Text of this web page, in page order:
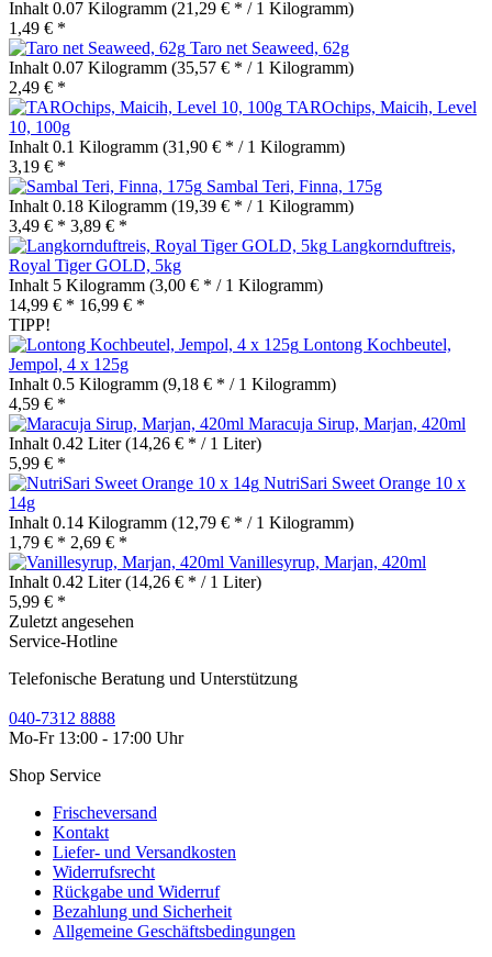
Inhalt 0.07 Kilogramm (21,29 € * / 1 Kilogramm)
1,49 € *
Taro net Seaweed, 62g
Inhalt 0.07 Kilogramm (35,57 € * / 1 Kilogramm)
2,49 € *
TAROchips, Maicih, Level
10, 100g
Inhalt 0.1 Kilogramm (31,90 € * / 1 Kilogramm)
3,19 € *
Sambal Teri, Finna, 175g
Inhalt 0.18 Kilogramm (19,39 € * / 1 Kilogramm)
3,49 € * 3,89 € *
Langkornduftreis,
Royal Tiger GOLD, 5kg
Inhalt 5 Kilogramm (3,00 € * / 1 Kilogramm)
14,99 € * 16,99 € *
TIPP!
Lontong Kochbeutel,
Jempol, 4 x 125g
Inhalt 0.5 Kilogramm (9,18 € * / 1 Kilogramm)
4,59 € *
Maracuja Sirup, Marjan, 420ml
Inhalt 0.42 Liter(14,26 € * / 1 Liter)
5,99 € *
NutriSari Sweet Orange 10 x
14g
Inhalt 0.14 Kilogramm (12,79 € * / 1 Kilogramm)
1,79 € * 2,69 € *
Vanillesyrup, Marjan, 420ml
Inhalt 0.42 Liter(14,26 € * / 1 Liter)
5,99 € *
Zuletzt angesehen
Service-Hotline
Telefonische Beratung und Unterstützung
040-7312 8888
Mo-Fr 13:00 - 17:00 Uhr
Shop Service
Frischeversand
Kontakt
Liefer- und Versandkosten
Widerrufsrecht
Rückgabe und Widerruf
Bezahlung und Sicherheit
Allgemeine Geschäftsbedingungen